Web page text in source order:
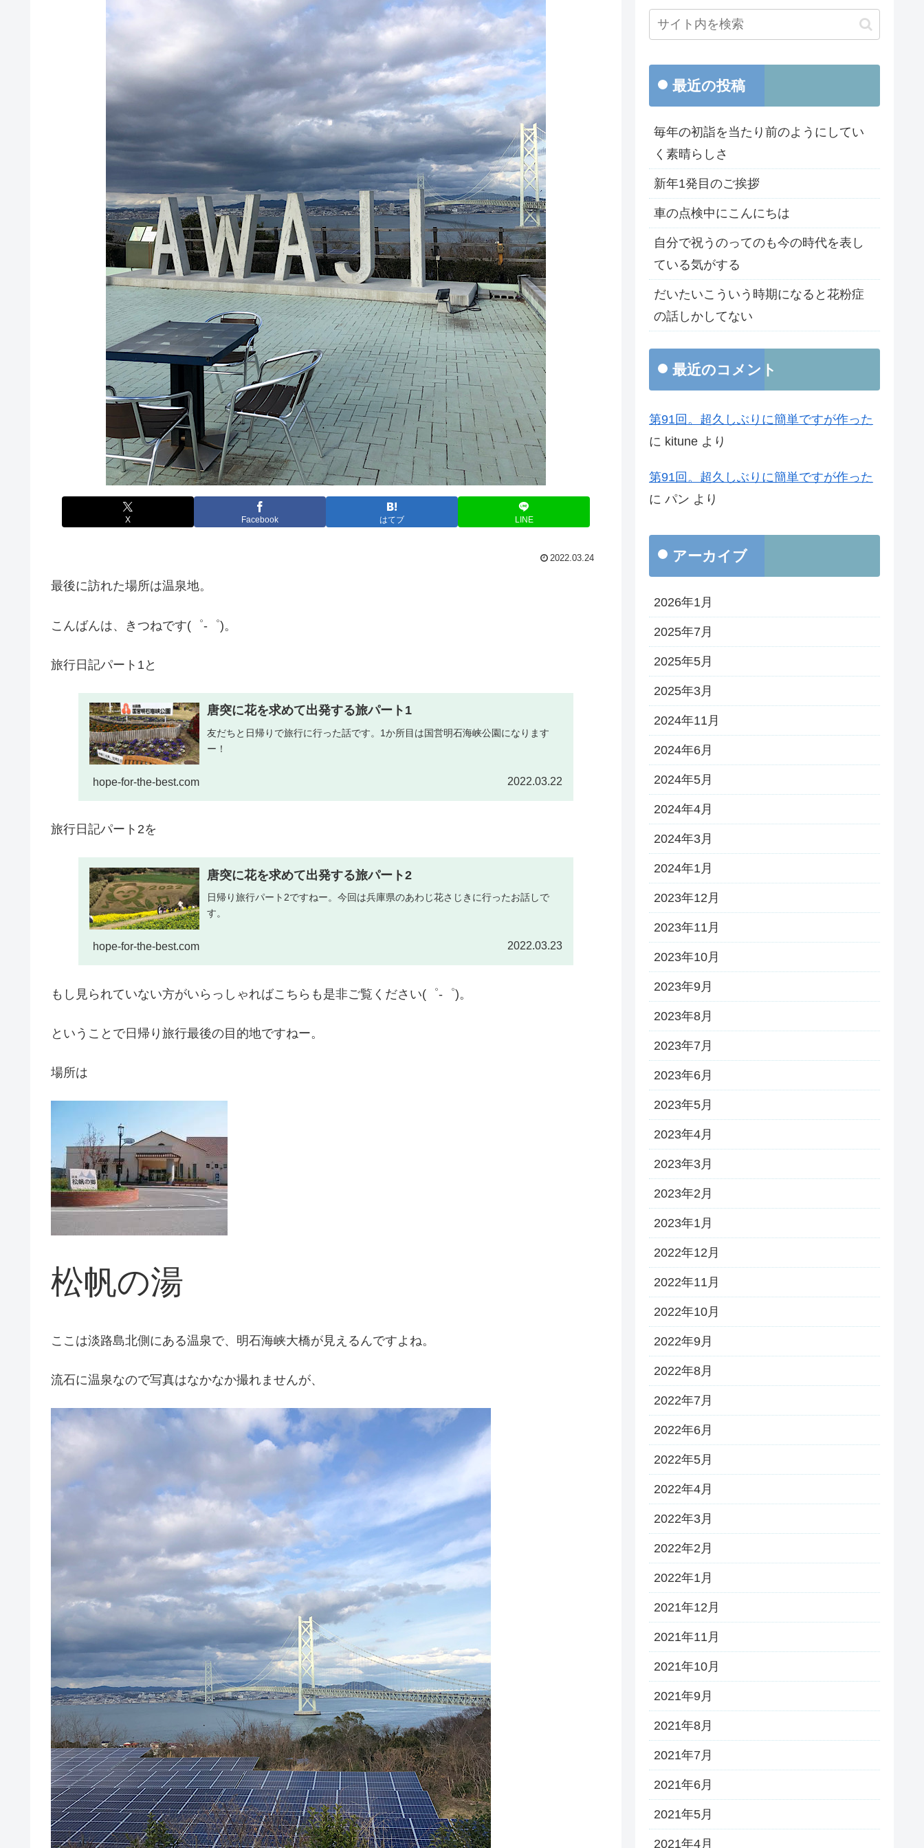
X Facebook はてブ LINE
2022.03.24
最後に訪れた場所は温泉地。
こんばんは、きつねです(゜-゜)。
旅行日記パート1と
唐突に花を求めて出発する旅パート1
友だちと日帰りで旅行に行った話です。1か所目は国営明石海峡公園になります
ー！
hope-for-the-best.com 2022.03.22
旅行日記パート2を
唐突に花を求めて出発する旅パート2
日帰り旅行パート2ですねー。今回は兵庫県のあわじ花さじきに行ったお話しで
す。
hope-for-the-best.com 2022.03.23
もし見られていない方がいらっしゃればこちらも是非ご覧ください(゜-゜)。
ということで日帰り旅行最後の目的地ですねー。
場所は
松帆の湯
ここは淡路島北側にある温泉で、明石海峡大橋が見えるんですよね。
流石に温泉なので写真はなかなか撮れませんが、
最近の投稿
毎年の初詣を当たり前のようにしてい
く素晴らしさ
新年1発目のご挨拶
車の点検中にこんにちは
自分で祝うのってのも今の時代を表し
ている気がする
だいたいこういう時期になると花粉症
の話しかしてない
最近のコメント
第91回。超久しぶりに簡単ですが作った
に kitune より
第91回。超久しぶりに簡単ですが作った
に パン より
アーカイブ
2026年1月
2025年7月
2025年5月
2025年3月
2024年11月
2024年6月
2024年5月
2024年4月
2024年3月
2024年1月
2023年12月
2023年11月
2023年10月
2023年9月
2023年8月
2023年7月
2023年6月
2023年5月
2023年4月
2023年3月
2023年2月
2023年1月
2022年12月
2022年11月
2022年10月
2022年9月
2022年8月
2022年7月
2022年6月
2022年5月
2022年4月
2022年3月
2022年2月
2022年1月
2021年12月
2021年11月
2021年10月
2021年9月
2021年8月
2021年7月
2021年6月
2021年5月
2021年4月